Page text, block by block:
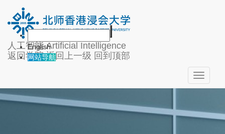
人工智能 Artificial Intelligence
返回学院 返回上一级 回到顶部
English
网站导航
Toggle